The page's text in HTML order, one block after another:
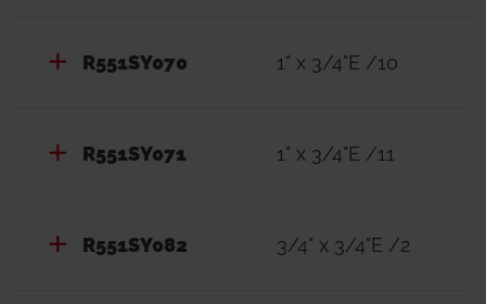
R551SY070 1" x 3/4"E /10
R551SY071 1" x 3/4"E /11
R551SY082 3/4" x 3/4"E /2